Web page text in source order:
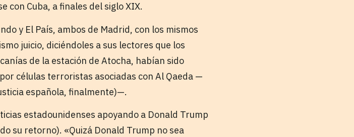
con Cuba, a finales del siglo XIX.
y El País, ambos de Madrid, con los mismos
juicio, diciéndoles a sus lectores que los
de la estación de Atocha, habían sido
células terroristas asociadas con Al Qaeda —
española, finalmente)—.
estadounidenses apoyando a Donald Trump
su retorno). «Quizá Donald Trump no sea